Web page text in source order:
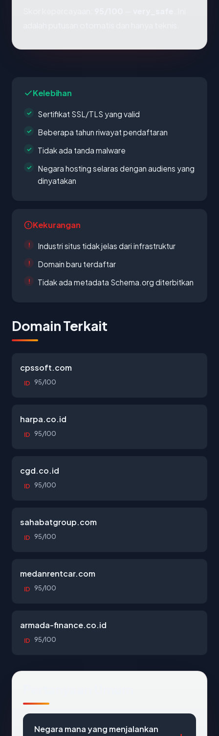
Kelebihan
Sertifikat SSL/TLS yang valid
Beberapa tahun riwayat pendaftaran
Tidak ada tanda malware
Negara hosting selaras dengan audiens yang
dinyatakan
Kekurangan
Industri situs tidak jelas dari infrastruktur
Domain baru terdaftar
Tidak ada metadata Schema.org diterbitkan
Domain Terkait
cpssoft.com
ID 95/100
harpa.co.id
ID 95/100
cgd.co.id
ID 95/100
sahabatgroup.com
ID 95/100
medanrentcar.com
ID 95/100
armada-finance.co.id
ID 95/100
Negara mana yang menjalankan